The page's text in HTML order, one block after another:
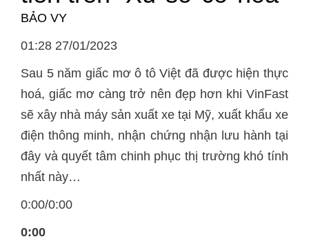
BẢO VY
01:28 27/01/2023
Sau 5 năm giấc mơ ô tô Việt đã được hiện thực
hoá, giấc mơ càng trở nên đẹp hơn khi VinFast
sẽ xây nhà máy sản xuất xe tại Mỹ, xuất khẩu xe
điện thông minh, nhận chứng nhận lưu hành tại
đây và quyết tâm chinh phục thị trường khó tính
nhất này…
0:00/0:00
0:00